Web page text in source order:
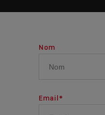
Nom
Email*